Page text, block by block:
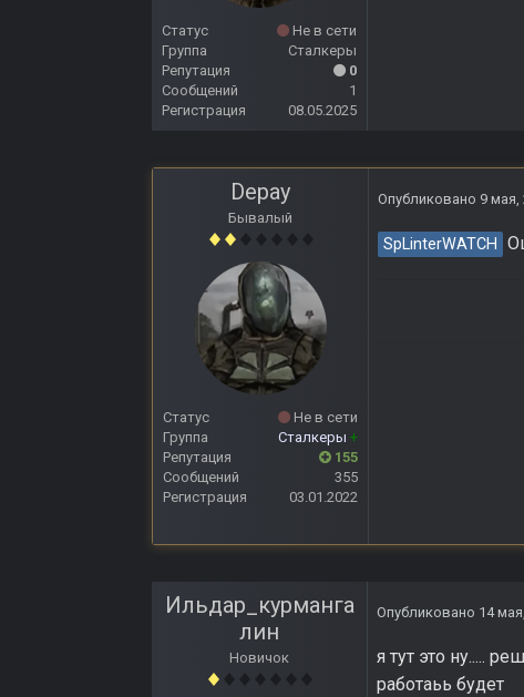
Статус
Не в сети
Группа
Сталкеры
Репутация
0
Сообщений
1
Регистрация
08.05.2025
Depay
Бывалый
Статус
Не в сети
Группа
Сталкеры +
Репутация
155
Сообщений
355
Регистрация
03.01.2022
Опубликовано 9 мая,
SpLinterWATCH
Anomaly
Ильдар_курманга
лин
Новичок
Опубликовано 14
я тут это ну.....
работаьь будет